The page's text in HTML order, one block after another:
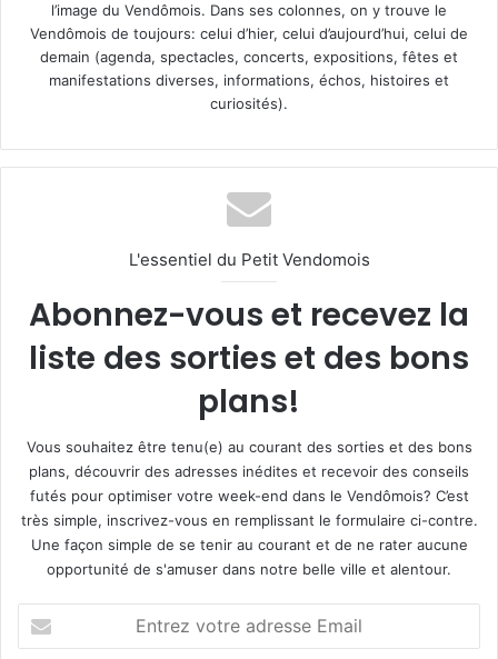
l’image du Vendômois. Dans ses colonnes, on y trouve le
Vendômois de toujours: celui d’hier, celui d’aujourd’hui, celui de
demain (agenda, spectacles, concerts, expositions, fêtes et
manifestations diverses, informations, échos, histoires et
curiosités).
L'essentiel du Petit Vendomois
Abonnez-vous et recevez la
liste des sorties et des bons
plans!
Vous souhaitez être tenu(e) au courant des sorties et des bons
plans, découvrir des adresses inédites et recevoir des conseils
futés pour optimiser votre week-end dans le Vendômois? C’est
très simple, inscrivez-vous en remplissant le formulaire ci-contre.
Une façon simple de se tenir au courant et de ne rater aucune
opportunité de s'amuser dans notre belle ville et alentour.